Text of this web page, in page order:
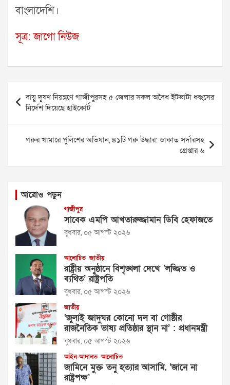
বাংলাদেশি।
সূত্র: জাগো নিউজ
navigation
বায়ু দূষণ নিয়ন্ত্রণে গাজীপুরসহ ৫ জেলার সকল অবৈধ ইটভাটা ধ্বংসের
নির্দেশ দিয়েছে হাইকোর্ট
গরুর খামারে পুলিশের অভিযান, ৪১টি গরু উদ্ধার: ডাকাত সর্দারসহ
গ্রেপ্তার ৬
আরোও পড়ুন
গাজীপুর
সাবেক এমপি আখতারুজ্জামান ডিবি হেফাজতে
বুধবার, ০৫ আগস্ট ২০২৬
আলোচিত জাতীয়
রাষ্ট্রীয় অনুষ্ঠানে বিশৃঙ্খলা দেখে ‘লজ্জিত ও
ব্যথিত’ রাষ্ট্রপতি
বুধবার, ০৫ আগস্ট ২০২৬
জাতীয়
‘জুলাই জাদুঘর কোনো দল বা গোষ্ঠীর
রাজনৈতিক ভাষ্য প্রতিষ্ঠার স্থান না’ : প্রধানমন্ত্রী
বুধবার, ০৫ আগস্ট ২০২৬
আইন-আদালত আলোচিত
জামিনে মুক্ত তনু হত্যার আসামি, ‘জানে না
রাষ্ট্রপক্ষ’